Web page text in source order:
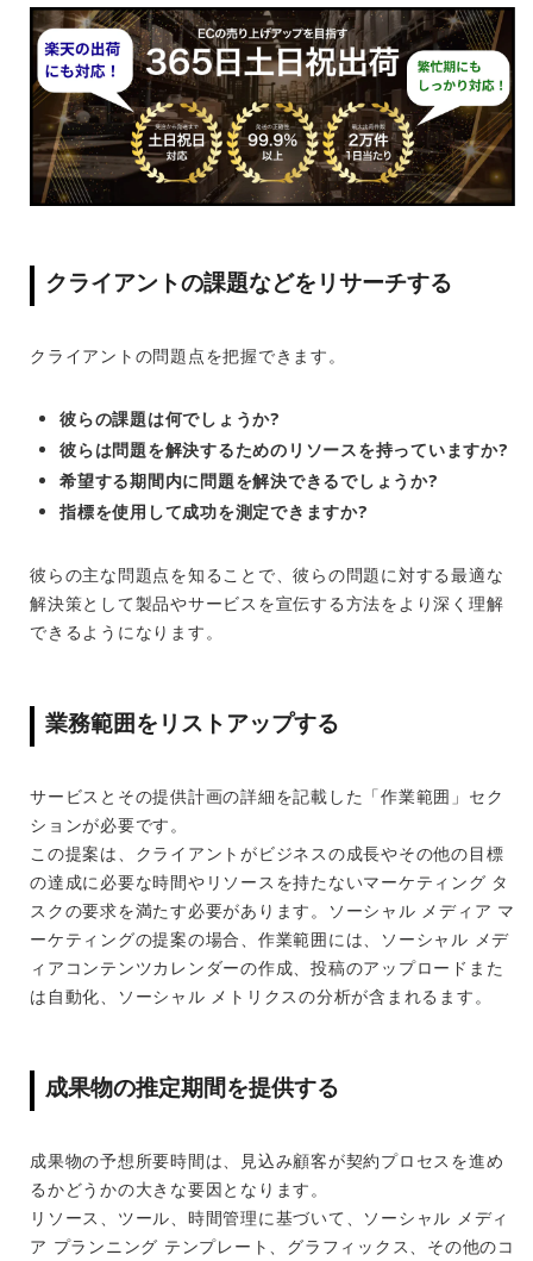
クライアントの課題などをリサーチする
クライアントの問題点を把握できます。
彼らの課題は何でしょうか?
彼らは問題を解決するためのリソースを持っていますか?
希望する期間内に問題を解決できるでしょうか?
指標を使用して成功を測定できますか?
彼らの主な問題点を知ることで、彼らの問題に対する最適な
解決策として製品やサービスを宣伝する方法をより深く理解
できるようになります。
業務範囲をリストアップする
サービスとその提供計画の詳細を記載した「作業範囲」セク
ションが必要です。
この提案は、クライアントがビジネスの成長やその他の目標
の達成に必要な時間やリソースを持たないマーケティング タ
スクの要求を満たす必要があります。ソーシャル メディア マ
ーケティングの提案の場合、作業範囲には、ソーシャル メデ
ィアコンテンツカレンダーの作成、投稿のアップロードまた
は自動化、ソーシャル メトリクスの分析が含まれるます。
成果物の推定期間を提供する
成果物の予想所要時間は、見込み顧客が契約プロセスを進め
るかどうかの大きな要因となります。
リソース、ツール、時間管理に基づいて、ソーシャル メディ
ア プランニング テンプレート、グラフィックス、その他のコ